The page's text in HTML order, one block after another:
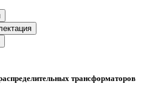
трансформаторов